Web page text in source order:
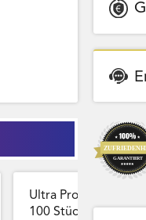
Ultra Pro Card
100 Stück